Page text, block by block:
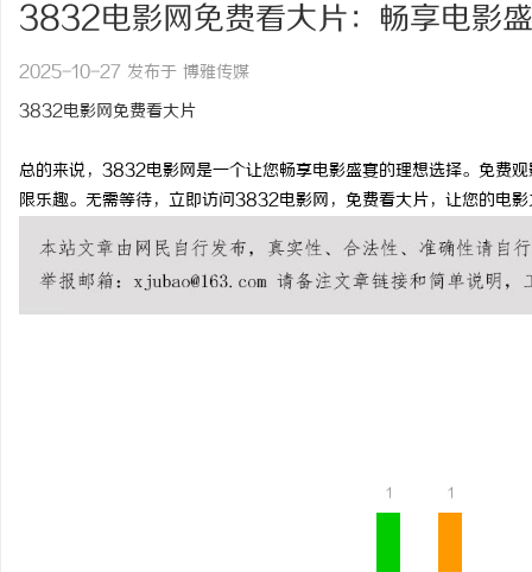
3832电影网免费看大片：畅享电影
2025-10-27 发布于 博雅传媒
3832电影网免费看大片
总的来说，3832电影网是一个让您畅享电影盛宴的理想选择。免费
限乐趣。无需等待，立即访问3832电影网，免费看大片，让您的电
1 1